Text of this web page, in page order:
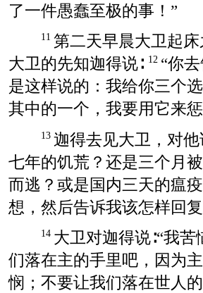
了一件愚蠢至极的事！”
11 第二天早晨大卫起
大卫的先知迦得说∶ 12 “你
是这样说的：我给你三个
其中的一个，我要用它来
13 迦得去见大卫，对他
七年的饥荒？还是三个月
而逃？或是国内三天的瘟
想，然后告诉我该怎样回
14 大卫对迦得说∶“我
们落在主的手里吧，因为
悯；不要让我们落在世人